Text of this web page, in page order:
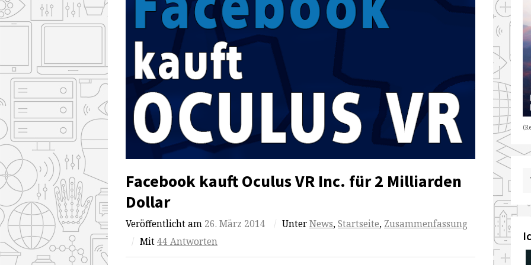
Facebook kauft Oculus VR Inc. für 2 Milliarden
Dollar
Veröffentlicht am 26. März 2014 / UnterNews,Startseite, Zusammenfassung
/ Mit44 Antworten